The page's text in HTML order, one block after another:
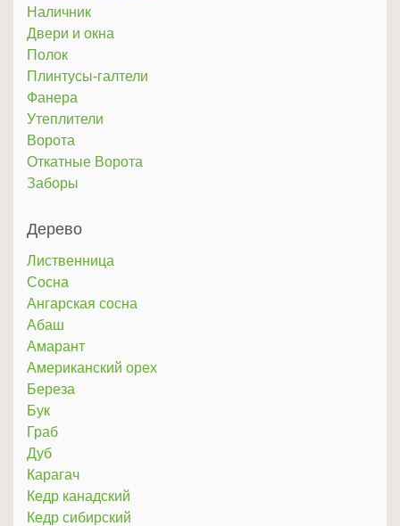
Наличник
Двери и окна
Полок
Плинтусы-галтели
Фанера
Утеплители
Ворота
Откатные Ворота
Заборы
Дерево
Лиственница
Сосна
Ангарская сосна
Абаш
Амарант
Американский орех
Береза
Бук
Граб
Дуб
Карагач
Кедр канадский
Кедр сибирский